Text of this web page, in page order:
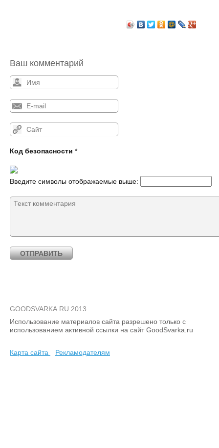
Ваш комментарий
Код безопасности *
Введите символы отображаемые выше:
GOODSVARKA.RU 2013
Использование материалов сайта разрешено только с
использованием активной ссылки на сайт GoodSvarka.ru
Карта сайта Рекламодателям